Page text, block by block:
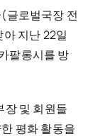
글로벌국장 전
지난 22일
팔롱시를 방
장 및 회원들
평화 활동을